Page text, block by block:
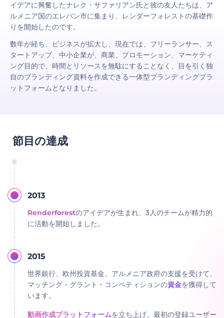
イデアに興奮したナレク・サファリアン氏と彼の友人たちは、ア
ルメニア国のエレバン市に集まり、レンダーフォレストの基礎作
りを開始したのです。
数年が経ち、ビジネスが拡大し、現在では、フリーランサー、ス
タートアップ、中小企業が、商業、プロモーション、マーケティ
ング目的で、時間とリソースを無駄にすることなく、目を引く独
自のブランディング資料を作成できる一体型ブランディングプラ
ットフォームとなりました。
節目の達成
2013
Renderforestのアイデアが生まれ、3人のチームが精力的
に活動を開始しました。
2015
世界銀行、欧州投資基金、アルメニア政府の支援を受けて、
マッチング・グラント・コンペティションの資金を獲得して
います。
動画作成プラットフォームを立ち上げ、最初の登録ユーザー